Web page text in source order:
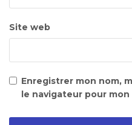
Site web
Enregistrer mon nom,
le navigateur pour